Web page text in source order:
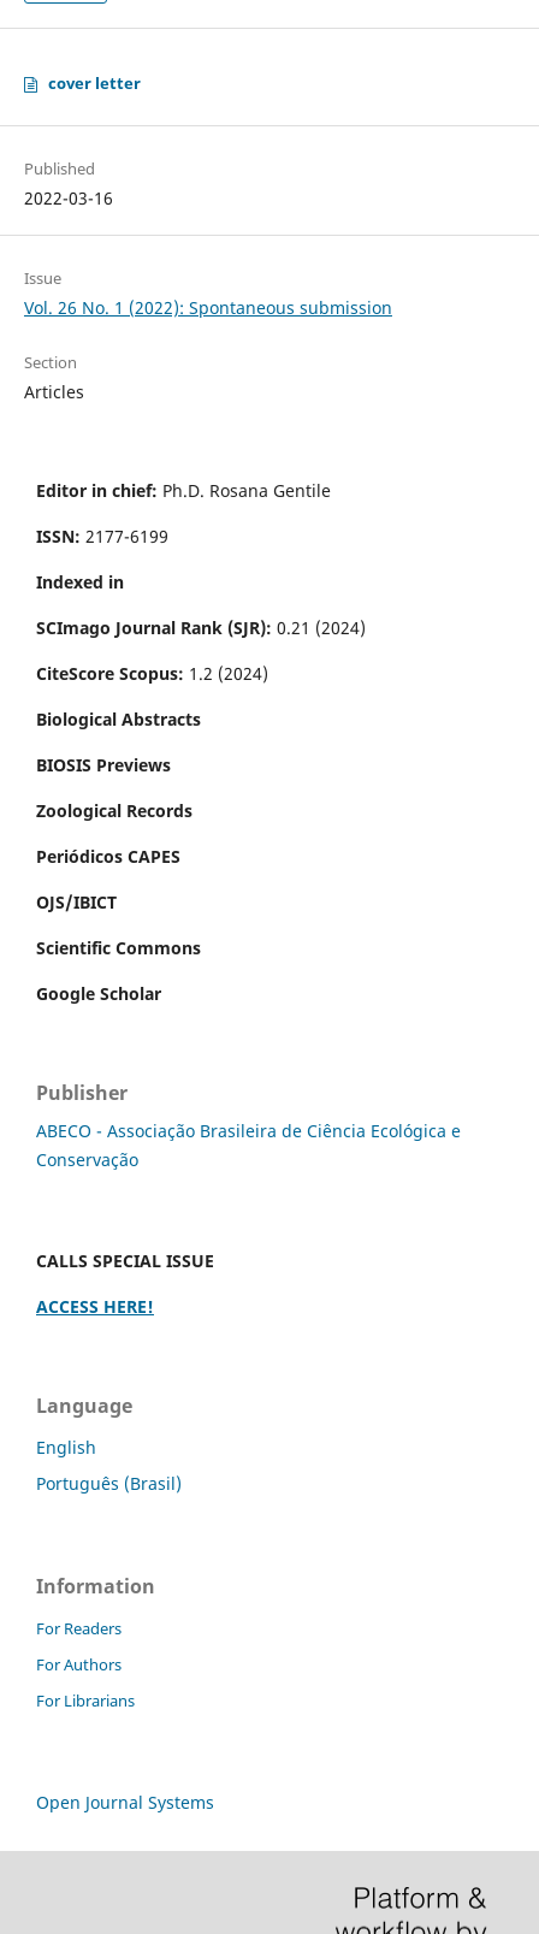
cover letter
Published
2022-03-16
Issue
Vol. 26 No. 1 (2022): Spontaneous submission
Section
Articles
Editor in chief: Ph.D. Rosana Gentile
ISSN: 2177-6199
Indexed in
SCImago Journal Rank (SJR): 0.21 (2024)
CiteScore Scopus: 1.2 (2024)
Biological Abstracts
BIOSIS Previews
Zoological Records
Periódicos CAPES
OJS/IBICT
Scientific Commons
Google Scholar
Publisher
ABECO - Associação Brasileira de Ciência Ecológica e
Conservação
CALLS SPECIAL ISSUE
ACCESS HERE!
Language
English
Português (Brasil)
Information
For Readers
For Authors
For Librarians
Open Journal Systems